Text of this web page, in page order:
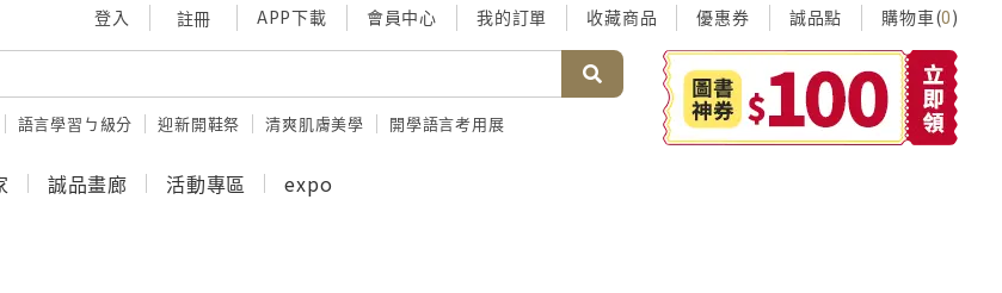
登入 註冊 APP下載 會員中心 我的訂單 收藏商品 優惠券 誠品點 購物車(0)
語言學習ㄅ級分 迎新開鞋祭 清爽肌膚美學 開學語言考用展
誠品畫廊 活動專區 expo